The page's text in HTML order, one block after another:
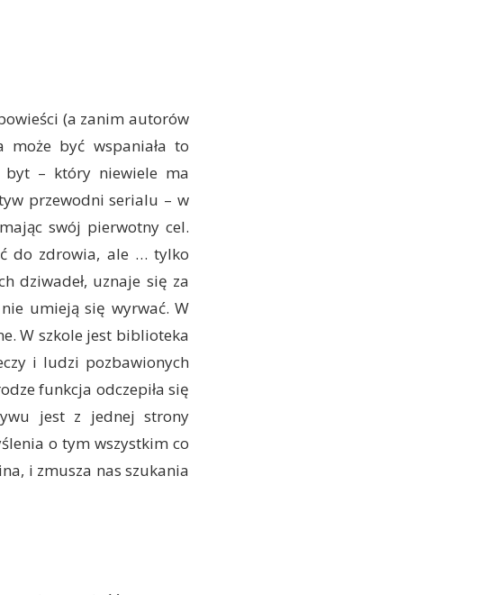
(a zanim autorów
być wspaniała to
byt – który niewiele ma
przewodni serialu – w
swój pierwotny cel.
do zdrowia, ale … tylko
dziwadeł, uznaje się za
umieją się wyrwać. W
W szkole jest biblioteka
i ludzi pozbawionych
funkcja odczepiła się
jest z jednej strony
o tym wszystkim co
i zmusza nas szukania